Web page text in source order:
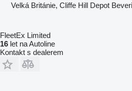
Velká Británie, Cliffe Hill Depot
FleetEx Limited
16 let na Autoline
Kontakt s dealerem